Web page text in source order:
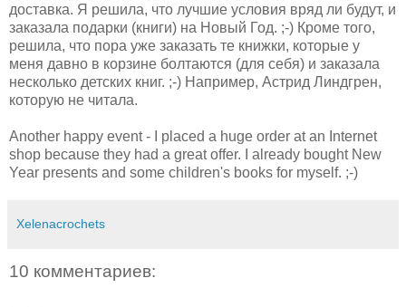
доставка. Я решила, что лучшие условия вряд ли будут, и
заказала подарки (книги) на Новый Год. ;-) Кроме того,
решила, что пора уже заказать те книжки, которые у
меня давно в корзине болтаются (для себя) и заказала
несколько детских книг. ;-) Например, Астрид Линдгрен,
которую не читала.
Another happy event - I placed a huge order at an Internet
shop because they had a great offer. I already bought New
Year presents and some children's books for myself. ;-)
Xelenacrochets
10 комментариев: